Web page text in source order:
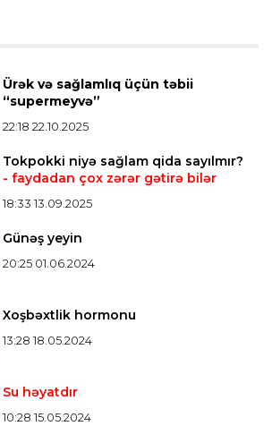
minimal hesabla uduzdu
>>>
Ürək və sağlamlıq üçün təbii
“supermeyvə”
22:18 22.10.2025
Tokpokki niyə sağlam qida sayılmır?
- faydadan çox zərər gətirə bilər
18:33 13.09.2025
Günəş yeyin
20:25 01.06.2024
Xoşbəxtlik hormonu
13:28 18.05.2024
Su həyatdır
10:28 15.05.2024